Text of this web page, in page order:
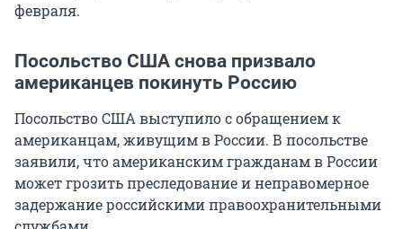
февраля.
Посольство США снова призвало
американцев покинуть Россию
Посольство США выступило с обращением к
американцам, живущим в России. В посольстве
заявили, что американским гражданам в России
может грозить преследование и неправомерное
задержание российскими правоохранительными